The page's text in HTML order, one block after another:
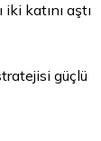
katını aştı
güçlü